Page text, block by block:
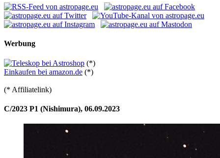
Werbung
(*)
Einkaufen bei amazon.de (*)
(* Affiliatelink)
C/2023 P1 (Nishimura), 06.09.2023